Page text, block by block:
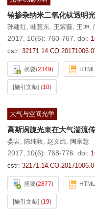
铕掺杂纳米二氧化钛透明
孙建红, 眭慧东, 王紫薇, 王坤,
2017, 10(6): 760-767. doi:
cstr:
摘要(2349)
[施引文献] (10)
大气与空间光学
高斯涡旋光束在大气湍流
娄岩, 陈纯毅, 赵义武, 陶宗慧
2017, 10(6): 768-776. doi:
cstr:
摘要(2877)
[施引文献] (19)